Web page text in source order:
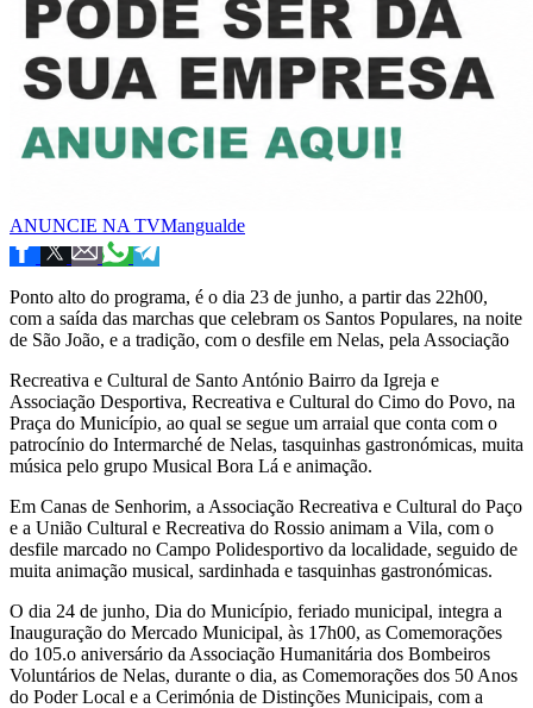
ANUNCIE NA TVMangualde
Ponto alto do programa, é o dia 23 de junho, a partir das 22h00,
com a saída das marchas que celebram os Santos Populares, na noite
de São João, e a tradição, com o desfile em Nelas, pela Associação
Recreativa e Cultural de Santo António Bairro da Igreja e
Associação Desportiva, Recreativa e Cultural do Cimo do Povo, na
Praça do Município, ao qual se segue um arraial que conta com o
patrocínio do Intermarché de Nelas, tasquinhas gastronómicas, muita
música pelo grupo Musical Bora Lá e animação.
Em Canas de Senhorim, a Associação Recreativa e Cultural do Paço
e a União Cultural e Recreativa do Rossio animam a Vila, com o
desfile marcado no Campo Polidesportivo da localidade, seguido de
muita animação musical, sardinhada e tasquinhas gastronómicas.
O dia 24 de junho, Dia do Município, feriado municipal, integra a
Inauguração do Mercado Municipal, às 17h00, as Comemorações
do 105.o aniversário da Associação Humanitária dos Bombeiros
Voluntários de Nelas, durante o dia, as Comemorações dos 50 Anos
do Poder Local e a Cerimónia de Distinções Municipais, com a